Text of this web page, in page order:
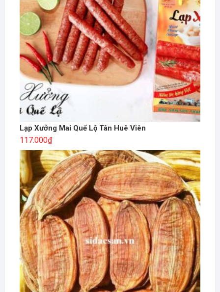
Lạp Xưởng Mai Quế Lộ Tân Huê Viên
117.000₫